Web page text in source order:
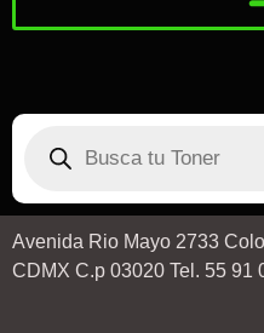
Avenida Rio Mayo 2733
CDMX C.p 03020 Tel. 55 91